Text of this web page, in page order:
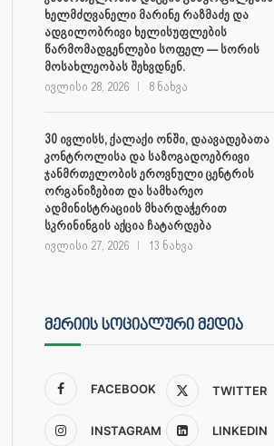
ხელმძღვანელი მარინე რაზმაძე და
ადგილობრივი ხელისუფლების
წარმომადგენლები სოფელ — სორის
მოსახლეობას შეხვდნენ.
ივლისი 28, 2026 8 ნახვა
30 ივლისს, ქალაქი ონში, დაავადებათა
კონტროლისა და საზოგადოებრივი
ჯანმრთელობის ეროვნული ცენტრის
ორგანიზებით და სამხარეო
ადმინისტრაციის მხარდაჭერით
სკრინინგის აქცია ჩატარდება
ივლისი 27, 2026 13 ნახვა
ᲛᲔᲠᲘᲘᲡ ᲡᲝᲪᲘᲐᲚᲣᲠᲘ ᲛᲔᲓᲘᲐ
FACEBOOK TWITTER
INSTAGRAM LINKEDIN